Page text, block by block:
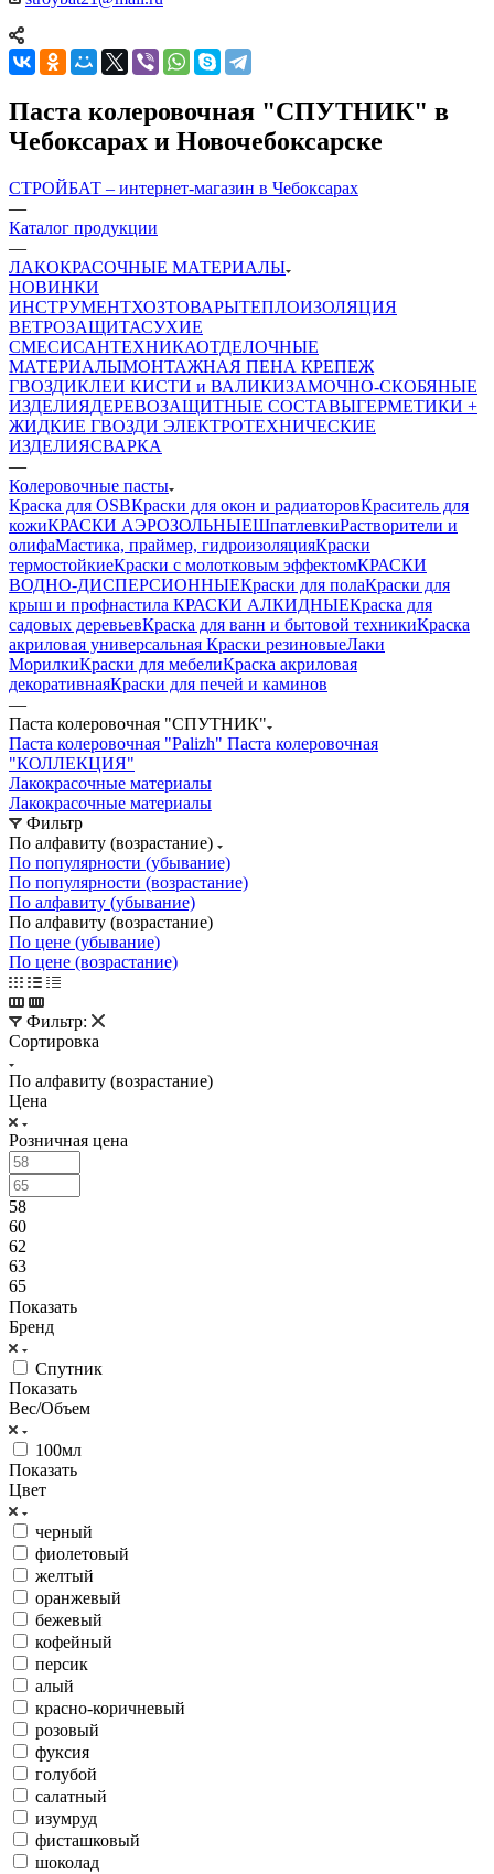
Паста колеровочная "СПУТНИК" в
Чебоксарах и Новочебоксарске
СТРОЙБАТ – интернет-магазин в Чебоксарах
—
Каталог продукции
—
ЛАКОКРАСОЧНЫЕ МАТЕРИАЛЫ
НОВИНКИ
ИНСТРУМЕНТХОЗТОВАРЫТЕПЛОИЗОЛЯЦИЯ
ВЕТРОЗАЩИТАСУХИЕ
СМЕСИСАНТЕХНИКАОТДЕЛОЧНЫЕ
МАТЕРИАЛЫМОНТАЖНАЯ ПЕНА КРЕПЕЖ
ГВОЗДИКЛЕИ КИСТИ и ВАЛИКИЗАМОЧНО-СКОБЯНЫЕ
ИЗДЕЛИЯДЕРЕВОЗАЩИТНЫЕ СОСТАВЫГЕРМЕТИКИ +
ЖИДКИЕ ГВОЗДИ ЭЛЕКТРОТЕХНИЧЕСКИЕ
ИЗДЕЛИЯСВАРКА
—
Колеровочные пасты
Краска для OSBКраски для окон и радиаторовКраситель для
кожиКРАСКИ АЭРОЗОЛЬНЫЕШпатлевкиРастворители и
олифаМастика, праймер, гидроизоляцияКраски
термостойкиеКраски с молотковым эффектомКРАСКИ
ВОДНО-ДИСПЕРСИОННЫЕКраски для полаКраски для
крыш и профнастила КРАСКИ АЛКИДНЫЕКраска для
садовых деревьевКраска для ванн и бытовой техникиКраска
акриловая универсальная Краски резиновыеЛаки
МорилкиКраски для мебелиКраска акриловая
декоративнаяКраски для печей и каминов
—
Паста колеровочная "СПУТНИК"
Паста колеровочная "Palizh" Паста колеровочная
"КОЛЛЕКЦИЯ"
Лакокрасочные материалы
Лакокрасочные материалы
Фильтр
По алфавиту (возрастание)
По популярности (убывание)
По популярности (возрастание)
По алфавиту (убывание)
По алфавиту (возрастание)
По цене (убывание)
По цене (возрастание)
Фильтр:
Сортировка
По алфавиту (возрастание)
Цена
Розничная цена
58
60
62
63
65
Показать
Бренд
Спутник
Показать
Вес/Объем
100мл
Показать
Цвет
черный
фиолетовый
желтый
оранжевый
бежевый
кофейный
персик
алый
красно-коричневый
розовый
фуксия
голубой
салатный
изумруд
фисташковый
шоколад